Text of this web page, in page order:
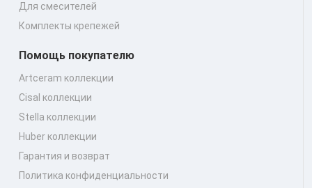
Для смесителей
Комплекты крепежей
Помощь покупателю
Artceram коллекции
Cisal коллекции
Stella коллекции
Huber коллекции
Гарантия и возврат
Политика конфиденциальности